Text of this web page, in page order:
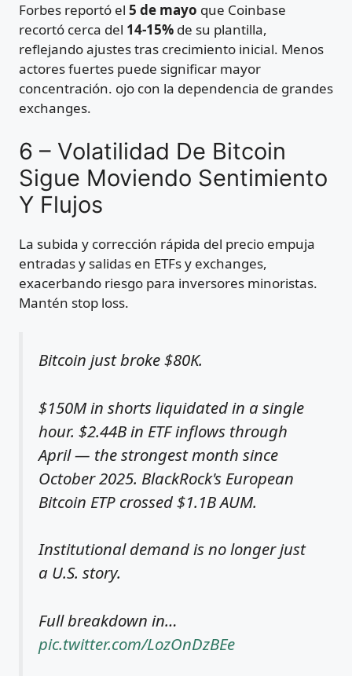
Forbes reportó el 5 de mayo que Coinbase
recortó cerca del 14-15% de su plantilla,
reflejando ajustes tras crecimiento inicial. Menos
actores fuertes puede significar mayor
concentración. ojo con la dependencia de grandes
exchanges.
6 – Volatilidad De Bitcoin
Sigue Moviendo Sentimiento
Y Flujos
La subida y corrección rápida del precio empuja
entradas y salidas en ETFs y exchanges,
exacerbando riesgo para inversores minoristas.
Mantén stop loss.
Bitcoin just broke $80K.
$150M in shorts liquidated in a single
hour. $2.44B in ETF inflows through
April — the strongest month since
October 2025. BlackRock's European
Bitcoin ETP crossed $1.1B AUM.
Institutional demand is no longer just
a U.S. story.
Full breakdown in…
pic.twitter.com/LozOnDzBEe